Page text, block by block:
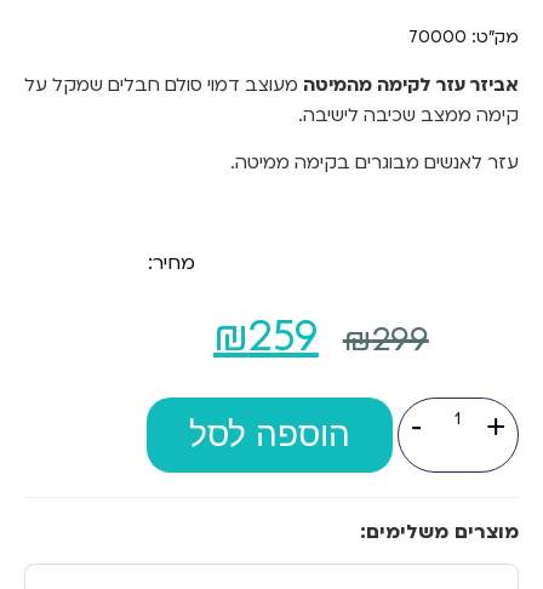
מק"ט: 70000
אביזר עזר לקימה מהמיטה מעוצב דמוי סולם חבלים שמקל על
קימה ממצב שכיבה לישיבה.
עזר לאנשים מבוגרים בקימה ממיטה.
מחיר:
₪299
המחיר
היה:
₪259
הוא:
-
כמות
של
עזר
+ הוספה לסל
מוצרים משלימים: